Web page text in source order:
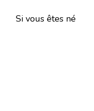
Si vous êtes né